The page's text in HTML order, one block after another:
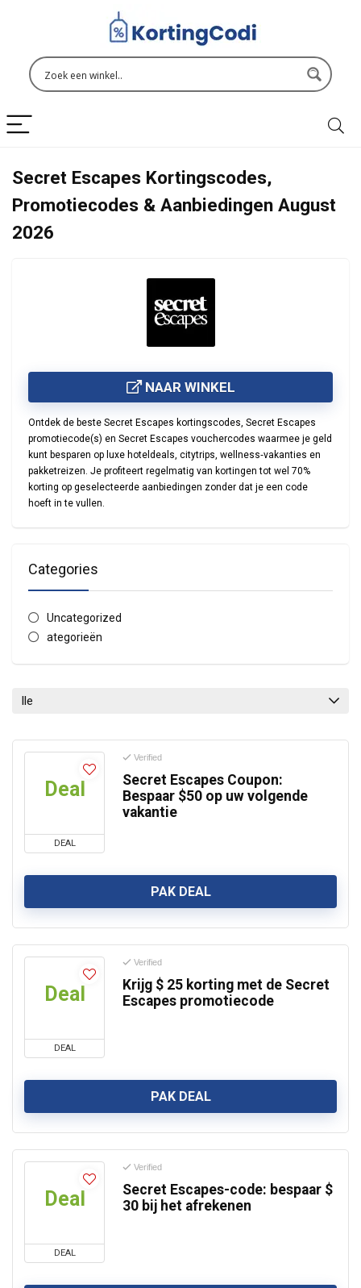
Secret Escapes Kortingscodes,
Promotiecodes & Aanbiedingen August
2026
NAAR WINKEL
Ontdek de beste Secret Escapes kortingscodes, Secret Escapes
promotiecode(s) en Secret Escapes vouchercodes waarmee je geld
kunt besparen op luxe hoteldeals, citytrips, wellness‑vakanties en
pakketreizen. Je profiteert regelmatig van kortingen tot wel 70%
korting op geselecteerde aanbiedingen zonder dat je een code
hoeft in te vullen.
Categories
Uncategorized
ategorieën
lle
Deal
DEAL
Verified
Secret Escapes Coupon:
Bespaar $50 op uw volgende
vakantie
PAK DEAL
Deal
DEAL
Verified
Krijg $ 25 korting met de Secret
Escapes promotiecode
PAK DEAL
Deal
DEAL
Verified
Secret Escapes-code: bespaar $
30 bij het afrekenen